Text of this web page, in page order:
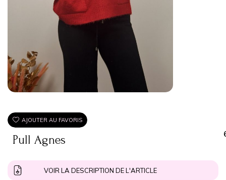
AJOUTER AU FAVORIS
Pull Agnes
VOIR LA DESCRIPTION DE L'ARTICLE